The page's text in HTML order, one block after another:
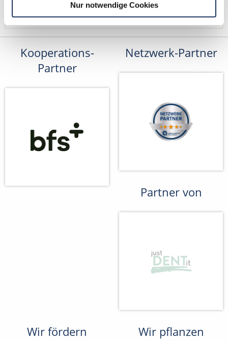
Nur notwendige Cookies
Kooperations-
Partner
Netzwerk-Partner
Partner von
Wir fördern
Wir pflanzen